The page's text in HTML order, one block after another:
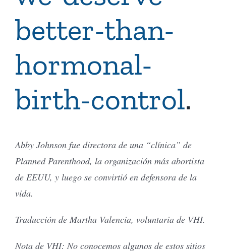
better-than-
hormonal-
birth-control.
Abby Johnson fue directora de una “clínica” de
Planned Parenthood, la organización más abortista
de EEUU, y luego se convirtió en defensora de la
vida.
Traducción de Martha Valencia, voluntaria de VHI.
Nota de VHI: No conocemos algunos de estos sitios